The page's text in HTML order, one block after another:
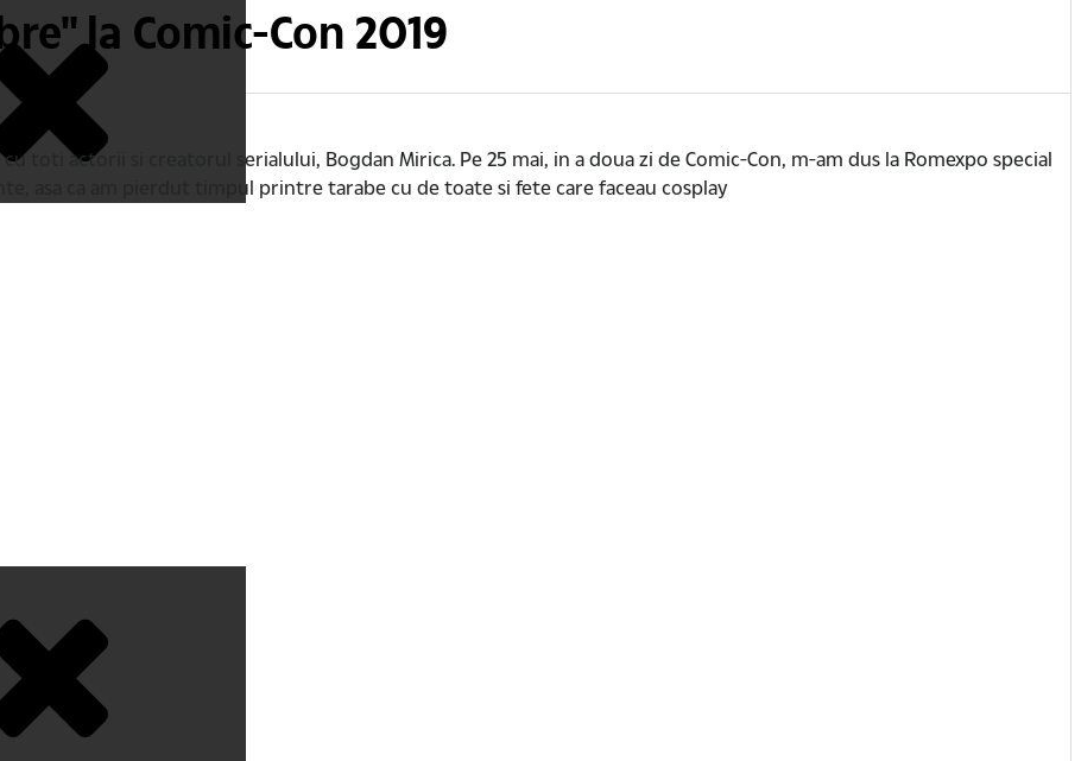
la Comic-Con 2019
cu toti actorii si creatorul serialului, Bogdan Mirica. Pe 25 mai, in a doua zi de Comic-Con, m-am dus la Romexpo special
asa ca am pierdut timpul printre tarabe cu de toate si fete care faceau cosplay